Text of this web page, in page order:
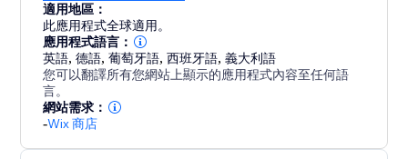
以时尚的方式将您的餐厅上线 - 今天安装餐厅菜单应用程
序，让您的访客变成就餐者。
適用地區：
此應用程式全球適用。
應用程式語言：
英語,德語,葡萄牙語,西班牙語,義大利語
您可以翻譯所有您網站上顯示的應用程式內容至任何語
言。
網站需求：
-Wix 商店